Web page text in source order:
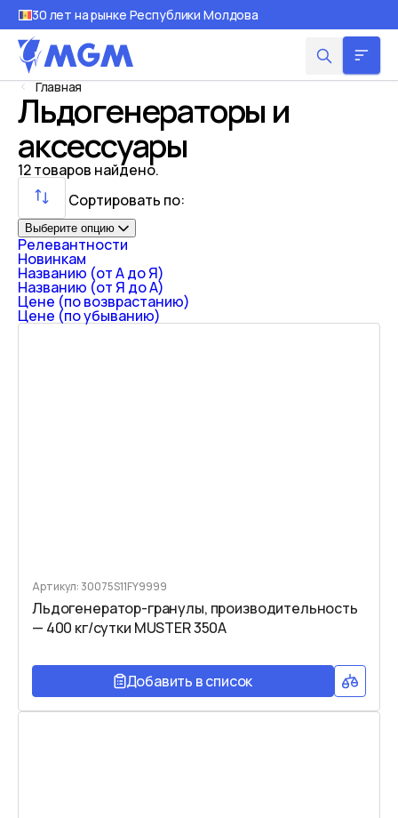
30 лет на рынке Республики Молдова
Главная
Льдогенераторы и
аксессуары
12товаров найдено.
Сортировать по:
Выберите опцию
Релевантности
Новинкам
Названию (от А до Я)
Названию (от Я до А)
Цене (по возврастанию)
Цене (по убыванию)
Артикул: 30075S11FY9999
Льдогенератор-гранулы, производительность
— 400 кг/сутки MUSTER 350A
Добавить в список